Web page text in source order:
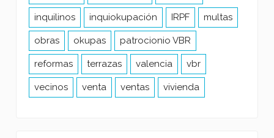
inquilinos inquiokupación IRPF multas
obras okupas patrocionio VBR
reformas terrazas valencia vbr
vecinos venta ventas vivienda